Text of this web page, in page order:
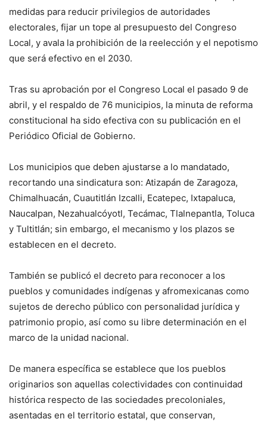
medidas para reducir privilegios de autoridades
electorales, fijar un tope al presupuesto del Congreso
Local, y avala la prohibición de la reelección y el nepotismo
que será efectivo en el 2030.
Tras su aprobación por el Congreso Local el pasado 9 de
abril, y el respaldo de 76 municipios, la minuta de reforma
constitucional ha sido efectiva con su publicación en el
Periódico Oficial de Gobierno.
Los municipios que deben ajustarse a lo mandatado,
recortando una sindicatura son: Atizapán de Zaragoza,
Chimalhuacán, Cuautitlán Izcalli, Ecatepec, Ixtapaluca,
Naucalpan, Nezahualcóyotl, Tecámac, Tlalnepantla, Toluca
y Tultitlán; sin embargo, el mecanismo y los plazos se
establecen en el decreto.
También se publicó el decreto para reconocer a los
pueblos y comunidades indígenas y afromexicanas como
sujetos de derecho público con personalidad jurídica y
patrimonio propio, así como su libre determinación en el
marco de la unidad nacional.
De manera específica se establece que los pueblos
originarios son aquellas colectividades con continuidad
histórica respecto de las sociedades precoloniales,
asentadas en el territorio estatal, que conservan,